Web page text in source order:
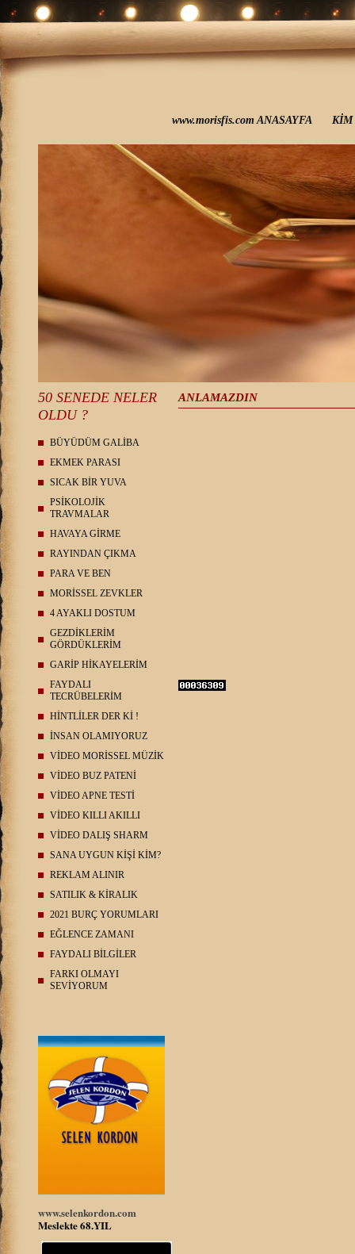
www.morisfis.com ANASAYFA KİM
50 SENEDE NELER
OLDU ?
BÜYÜDÜM GALİBA
EKMEK PARASI
SICAK BİR YUVA
PSİKOLOJİK
TRAVMALAR
HAVAYA GİRME
RAYINDAN ÇIKMA
PARA VE BEN
MORİSSEL ZEVKLER
4 AYAKLI DOSTUM
GEZDİKLERİM
GÖRDÜKLERİM
GARİP HİKAYELERİM
FAYDALI
TECRÜBELERİM
HİNTLİLER DER Kİ !
İNSAN OLAMIYORUZ
VİDEO MORİSSEL MÜZİK
VİDEO BUZ PATENİ
VİDEO APNE TESTİ
VİDEO KILLI AKILLI
VİDEO DALIŞ SHARM
SANA UYGUN KİŞİ KİM?
REKLAM ALINIR
SATILIK & KİRALIK
2021 BURÇ YORUMLARI
EĞLENCE ZAMANI
FAYDALI BİLGİLER
FARKI OLMAYI
SEVİYORUM
www.selenkordon.com
Meslekte 68.YIL
ANLAMAZDIN